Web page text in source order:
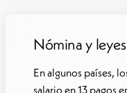
Nómina y
En algunos países,
salario en 13 pagos